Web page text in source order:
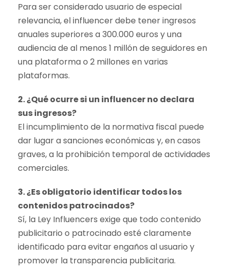
Para ser considerado usuario de especial
relevancia, el influencer debe tener ingresos
anuales superiores a 300.000 euros y una
audiencia de al menos 1 millón de seguidores en
una plataforma o 2 millones en varias
plataformas.
2. ¿Qué ocurre si un influencer no declara
sus ingresos?
El incumplimiento de la normativa fiscal puede
dar lugar a sanciones económicas y, en casos
graves, a la prohibición temporal de actividades
comerciales.
3. ¿Es obligatorio identificar todos los
contenidos patrocinados?
Sí, la Ley Influencers exige que todo contenido
publicitario o patrocinado esté claramente
identificado para evitar engaños al usuario y
promover la transparencia publicitaria.